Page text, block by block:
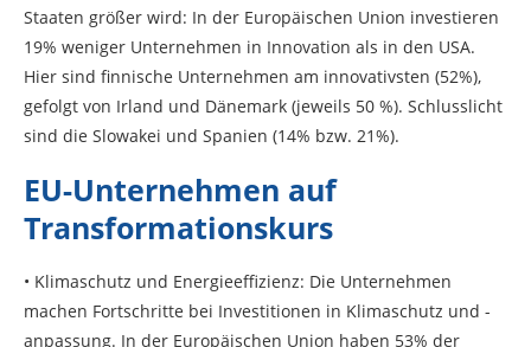
Staaten größer wird: In der Europäischen Union investieren
19% weniger Unternehmen in Innovation als in den USA.
Hier sind finnische Unternehmen am innovativsten (52%),
gefolgt von Irland und Dänemark (jeweils 50 %). Schlusslicht
sind die Slowakei und Spanien (14% bzw. 21%).
EU-Unternehmen auf
Transformationskurs
• Klimaschutz und Energieeffizienz: Die Unternehmen
machen Fortschritte bei Investitionen in Klimaschutz und -
anpassung. In der Europäischen Union haben 53% der